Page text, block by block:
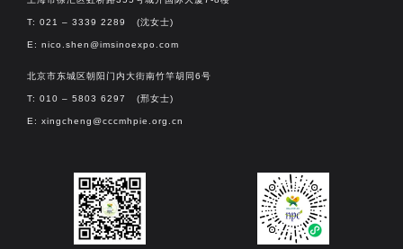
T: 021 – 3339 2289 (沈女士)
E: nico.shen@imsinoexpo.com
北京市东城区朝阳门内大街南竹竿胡同6号
T: 010 – 5803 6297 (邢女士)
E: xingcheng@cccmhpie.org.cn